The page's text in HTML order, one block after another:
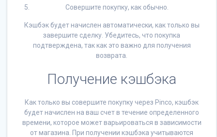
Совершите покупку, как обычно.
Кэшбэк будет начислен автоматически, как только вы
завершите сделку. Убедитесь, что покупка
подтверждена, так как это важно для получения
возврата.
Получение кэшбэка
Как только вы совершите покупку через Pinco, кэшбэк
будет начислен на ваш счет в течение определенного
времени, которое может варьироваться в зависимости
от магазина. При получении кэшбэка учитываются